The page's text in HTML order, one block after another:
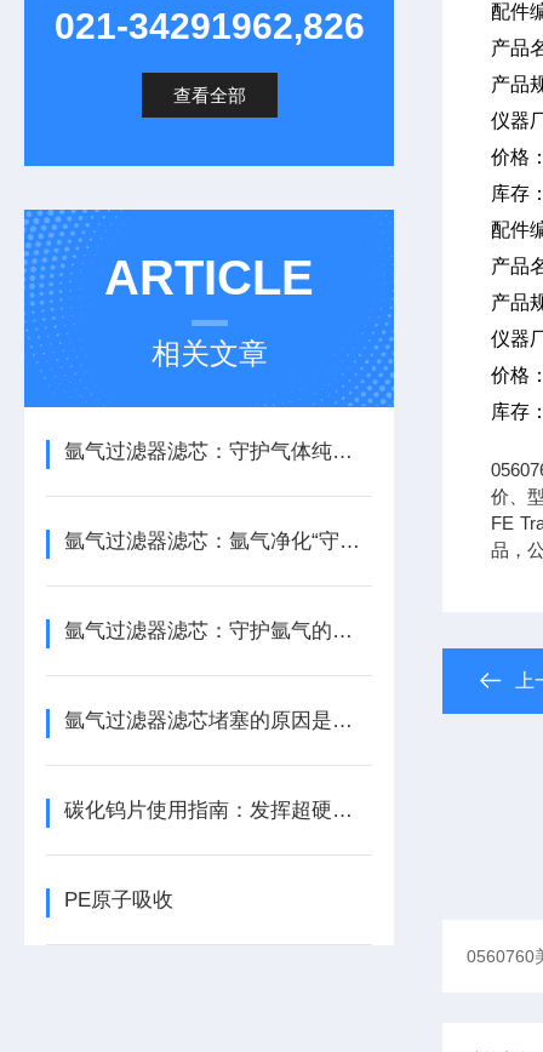
021-34291962,826
查看全部
ARTICLE
相关文章
氩气过滤器滤芯：守护气体纯度，保障系统稳定运行
氩气过滤器滤芯：氩气净化“守门人”，保障精密工艺品质
氩气过滤器滤芯：守护氩气的纯净之源
氩气过滤器滤芯堵塞的原因是什么？
碳化钨片使用指南：发挥超硬材料性能
PE原子吸收
配件
产品
产品
仪器
价格
库存
配件
产品
产品
仪器
价格
库存
价、
FE
品，